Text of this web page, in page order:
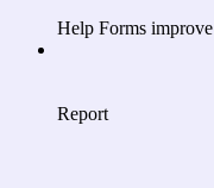
Help Forms improve
Report